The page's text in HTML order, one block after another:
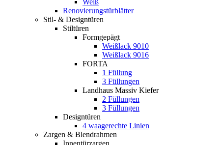
Weiß
Renovierungstürblätter
Stil- & Designtüren
Stiltüren
Formgepägt
Weißlack 9010
Weißlack 9016
FORTA
1 Füllung
3 Füllungen
Landhaus Massiv Kiefer
2 Füllungen
3 Füllungen
Designtüren
4 waagerechte Linien
Zargen & Blendrahmen
Innentürzargen